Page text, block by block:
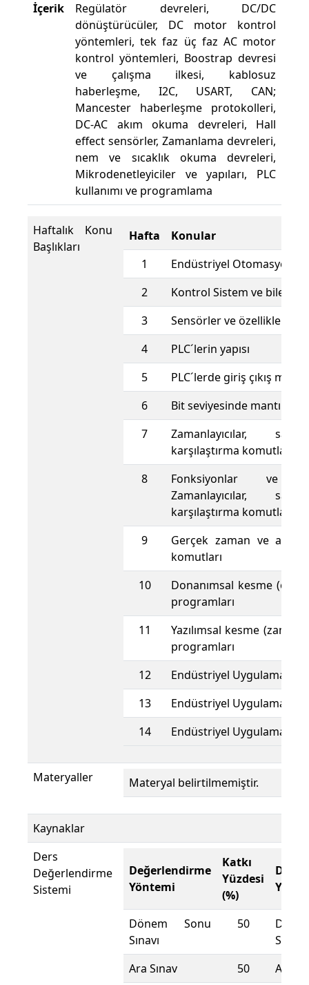
İçerik
Regülatör devreleri, DC/DC
dönüştürücüler, DC motor kontrol
yöntemleri, tek faz üç faz AC motor
kontrol yöntemleri, Boostrap devresi
ve çalışma ilkesi, kablosuz
haberleşme, I2C, USART, CAN;
Mancester haberleşme protokolleri,
DC-AC akım okuma devreleri, Hall
effect sensörler, Zamanlama devreleri,
nem ve sıcaklık okuma devreleri,
Mikrodenetleyiciler ve yapıları, PLC
kullanımı ve programlama
Haftalık Konu
Başlıkları
Hafta
Konular
1
Endüstriyel Otomasyona
2
Kontrol Sistem ve
3
Sensörler ve özellikleri
4
PLC´lerin yapısı
5
PLC´lerde giriş çıkış
6
Bit seviyesinde mantık
7
Zamanlayıcılar,
karşılaştırma komutları
8
Fonksiyonlar ve
Zamanlayıcılar,
karşılaştırma komutları
9
Gerçek zaman ve
komutları
10
Donanımsal kesme
programları
11
Yazılımsal kesme
programları
12
Endüstriyel Uygulamalar
13
Endüstriyel Uygulamalar
14
Endüstriyel Uygulamalar
Materyaller Materyal belirtilmemiştir.
Kaynaklar
Ders
Değerlendirme
Sistemi
Değerlendirme
Yöntemi
Katkı
Yüzdesi
(%)
Dönem Sonu
Sınavı
50
Sınavı
Ara Sınav
50 Ara